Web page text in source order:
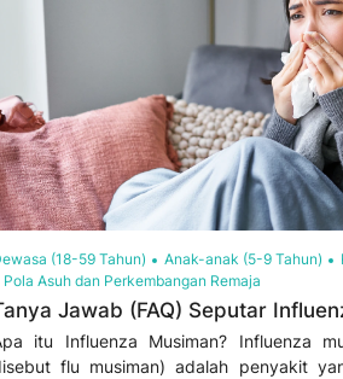
(18-59 Tahun) Anak-anak (5-9 Tahun)
Pola Asuh dan Perkembangan Remaja
Jawab (FAQ) Seputar
itu Influenza Musiman? Influenza
flu musiman) adalah penyakit